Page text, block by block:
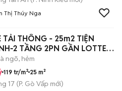
Thị Thúy Nga
TẢI THÔNG - 25m2 TIỆN
2 TẦNG 2PN GẦN LOTTE
ngõ, hẻm
119 tr/m² 25 m²
17 (P. Gò Vấp mới)